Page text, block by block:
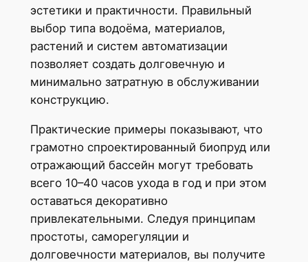
эстетики и практичности. Правильный
выбор типа водоёма, материалов,
растений и систем автоматизации
позволяет создать долговечную и
минимально затратную в обслуживании
конструкцию.
Практические примеры показывают, что
грамотно спроектированный биопруд или
отражающий бассейн могут требовать
всего 10–40 часов ухода в год и при этом
оставаться декоративно
привлекательными. Следуя принципам
простоты, саморегуляции и
долговечности материалов, вы получите